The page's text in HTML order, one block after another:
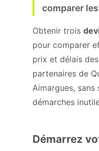
comparer
Obtenir trois
pour comparer
prix et délais
partenaires de
Aimargues, sans
démarches
Démarrez